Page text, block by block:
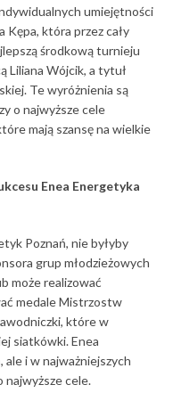
umiejętności
Kępa, która przez cały
środkową turnieju
Liliana Wójcik, a tytuł
Te wyróżnienia są
o najwyższe cele
mają szansę na wielkie
Enea Energetyka
Poznań, nie byłyby
grup młodzieżowych
może realizować
medale Mistrzostw
które w
siatkówki. Enea
i w najważniejszych
najwyższe cele.